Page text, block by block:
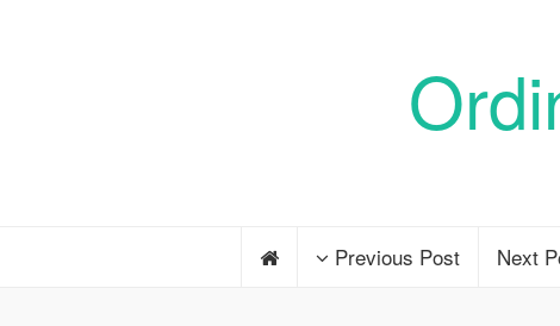
Previous Post Next